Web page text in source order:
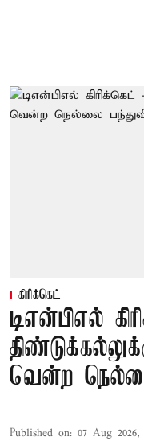
கிரிக்கெட்
டிஎன்பிஎல்
வென்ற நெல்லை
Published on: 07 Aug 2026,